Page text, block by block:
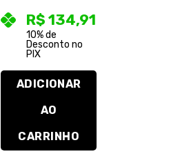
R$ 134,91
10% de
Desconto no
PIX
ADICIONAR
AO
CARRINHO